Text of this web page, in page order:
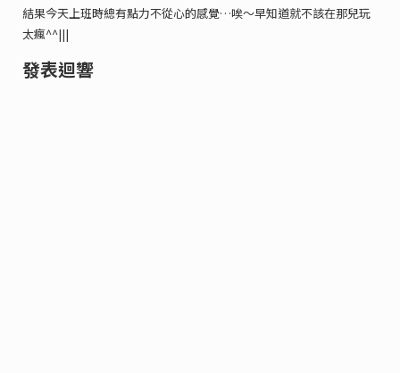
結果今天上班時總有點力不從心的感覺…唉～早知道就不該在那兒玩
太瘋^^|||
發表迴響